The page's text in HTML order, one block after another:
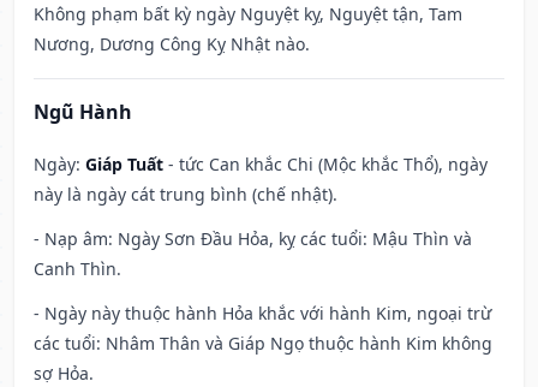
Không phạm bất kỳ ngày Nguyệt kỵ, Nguyệt tận, Tam
Nương, Dương Công Kỵ Nhật nào.
Ngũ Hành
Ngày: Giáp Tuất - tức Can khắc Chi (Mộc khắc Thổ), ngày
này là ngày cát trung bình (chế nhật).
- Nạp âm: Ngày Sơn Đầu Hỏa, kỵ các tuổi: Mậu Thìn và
Canh Thìn.
- Ngày này thuộc hành Hỏa khắc với hành Kim, ngoại trừ
các tuổi: Nhâm Thân và Giáp Ngọ thuộc hành Kim không
sợ Hỏa.